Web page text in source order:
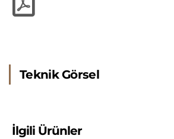
Teknik Görsel
İlgili Ürünler